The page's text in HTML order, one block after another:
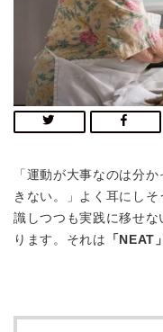
「運動が大事なのは分
きない。」よく耳にし
識しつつも実践に移せ
ります。それは
「NEAT